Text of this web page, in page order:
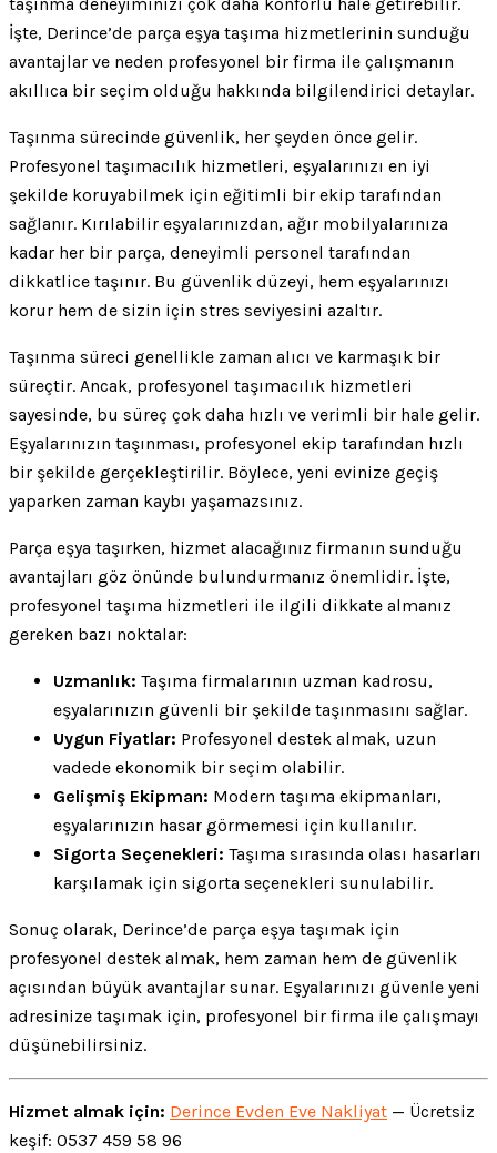
taşınma deneyiminizi çok daha konforlu hale getirebilir.
İşte, Derince’de parça eşya taşıma hizmetlerinin sunduğu
avantajlar ve neden profesyonel bir firma ile çalışmanın
akıllıca bir seçim olduğu hakkında bilgilendirici detaylar.
Taşınma sürecinde güvenlik, her şeyden önce gelir.
Profesyonel taşımacılık hizmetleri, eşyalarınızı en iyi
şekilde koruyabilmek için eğitimli bir ekip tarafından
sağlanır. Kırılabilir eşyalarınızdan, ağır mobilyalarınıza
kadar her bir parça, deneyimli personel tarafından
dikkatlice taşınır. Bu güvenlik düzeyi, hem eşyalarınızı
korur hem de sizin için stres seviyesini azaltır.
Taşınma süreci genellikle zaman alıcı ve karmaşık bir
süreçtir. Ancak, profesyonel taşımacılık hizmetleri
sayesinde, bu süreç çok daha hızlı ve verimli bir hale gelir.
Eşyalarınızın taşınması, profesyonel ekip tarafından hızlı
bir şekilde gerçekleştirilir. Böylece, yeni evinize geçiş
yaparken zaman kaybı yaşamazsınız.
Parça eşya taşırken, hizmet alacağınız firmanın sunduğu
avantajları göz önünde bulundurmanız önemlidir. İşte,
profesyonel taşıma hizmetleri ile ilgili dikkate almanız
gereken bazı noktalar:
Uzmanlık: Taşıma firmalarının uzman kadrosu,
eşyalarınızın güvenli bir şekilde taşınmasını sağlar.
Uygun Fiyatlar: Profesyonel destek almak, uzun
vadede ekonomik bir seçim olabilir.
Gelişmiş Ekipman: Modern taşıma ekipmanları,
eşyalarınızın hasar görmemesi için kullanılır.
Sigorta Seçenekleri: Taşıma sırasında olası hasarları
karşılamak için sigorta seçenekleri sunulabilir.
Sonuç olarak, Derince’de parça eşya taşımak için
profesyonel destek almak, hem zaman hem de güvenlik
açısından büyük avantajlar sunar. Eşyalarınızı güvenle yeni
adresinize taşımak için, profesyonel bir firma ile çalışmayı
düşünebilirsiniz.
Hizmet almak için: Derince Evden Eve Nakliyat — Ücretsiz
keşif: 0537 459 58 96